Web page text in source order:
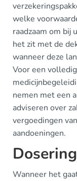
welke
raadzaam om bij
het zit met de
wanneer deze
Voor een
nemen met een
adviseren over
vergoedingen
aandoeningen.
Wanneer het